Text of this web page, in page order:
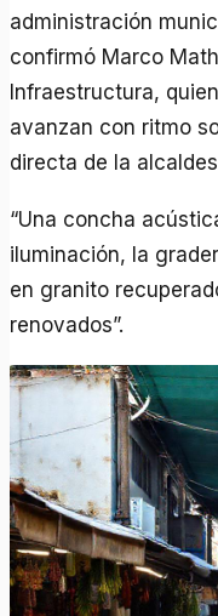
administración
confirmó Marco
Infraestructura,
avanzan con ritmo
directa de la
“Una concha
iluminación, la
en granito
renovados”.